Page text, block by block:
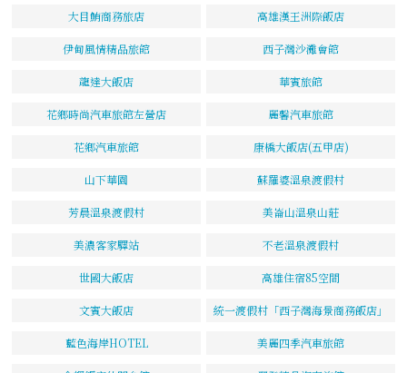
大目鮪商務旅店 高雄漢王洲際飯店
伊甸風情精品旅館 西子灣沙灘會館
龍達大飯店 華賓旅館
花鄉時尚汽車旅館左營店 麗馨汽車旅館
花鄉汽車旅館 康橋大飯店(五甲店)
山下華園 蘇羅婆溫泉渡假村
芳晨溫泉渡假村 美崙山溫泉山莊
美濃客家驛站 不老溫泉渡假村
世國大飯店 高雄住宿85空間
文賓大飯店 統一渡假村「西子灣海景商務飯店」
藍色海岸HOTEL 美麗四季汽車旅館